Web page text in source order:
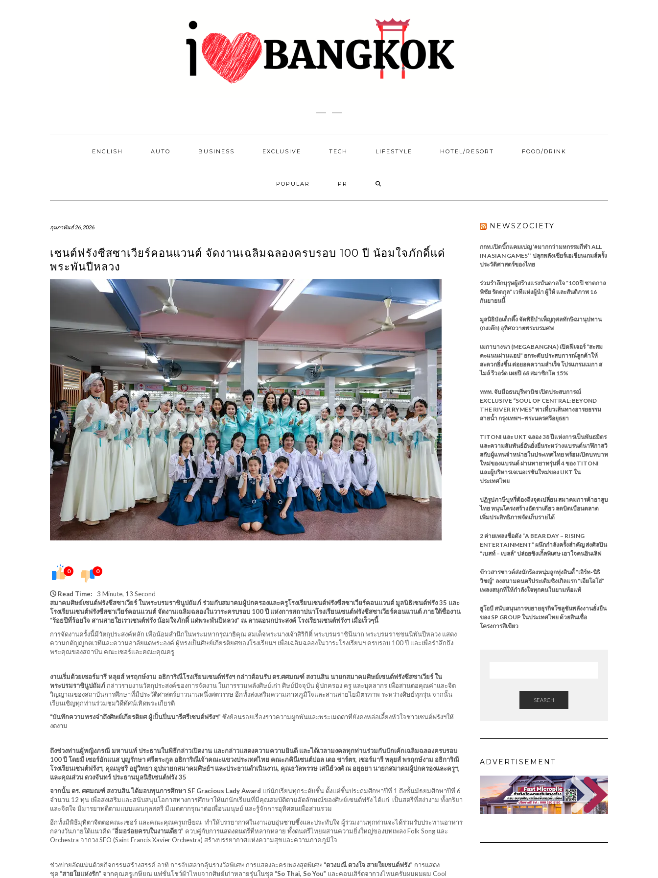
ENGLISH AUTO BUSINESS EXCLUSIVE TECH LIFESTYLE HOTEL/​RESORT FOOD/DRINK
POPULAR PR
กุมภาพันธ์ 26, 2026
เซนต์ฟรังซีสซาเวียร์คอนแวนต์ จัดงานเฉลิมฉลองครบรอบ 100 ปี น้อมใจภักดิ์แด่
พระพันปีหลวง
0 0
Read Time:
3 Minute, 13 Second
สมาคมศิษย์เซนต์ฟรังซีสซาเวียร์ ในพระบรมราชินูปถัมภ์ ร่วมกับสมาคมผู้ปกครองและครูโรงเรียนเซนต์ฟรังซีสซาเวียร์คอนแวนต์ มูลนิธิเซนต์ฟรัง 35 และ
โรงเรียนเซนต์ฟรังซีสซาเวียร์คอนแวนต์ จัดงานเฉลิมฉลองในวาระครบรอบ 100 ปี แห่งการสถาปนาโรงเรียนเซนต์ฟรังซีสซาเวียร์คอนแวนต์ ภายใต้ชื่องาน
“ร้อยปีที่ร้อยใจ สานสายใยเราเซนต์ฟรัง น้อมใจภักดิ์ แด่พระพันปีหลวง” ณ ลานเอนกประสงค์ โรงเรียนเซนต์ฟรังฯ เมื่อเร็วๆนี้
การจัดงานครั้งนี้มีวัตถุประสงค์หลัก เพื่อน้อมสำนึกในพระมหากรุณาธิคุณ สมเด็จพระนางเจ้าสิริกิติ์ พระบรมราชินีนาถ พระบรมราชชนนีพันปีหลวง แสดง
ความกตัญญูกตเวทีและความอาลัยแด่พระองค์ ผู้ทรงเป็นศิษย์เกียรติยศของโรงเรียนฯ เพื่อเฉลิมฉลองในวาระโรงเรียนฯ ครบรอบ 100 ปี และเพื่อรำลึกถึง
พระคุณของสถาบัน คณะเซอร์และคณะคุณครู
งานเริ่มด้วยเซอร์มารี หลุยส์ พรฤกษ์งาม อธิการิณีโรงเรียนเซนต์ฟรังฯ กล่าวต้อนรับ ดร.ศศมณฑ์ สงวนสิน นายกสมาคมศิษย์เซนต์ฟรังซีสซาเวียร์ ใน
พระบรมราชินูปถัมภ์ กล่าวรายงานวัตถุประสงค์ของการจัดงาน ในการรวมพลังศิษย์เก่า ศิษย์ปัจจุบัน ผู้ปกครอง ครู และบุคลากร เพื่อสานต่อคุณค่าและจิต
วิญญาณของสถาบันการศึกษาที่มีประวัติศาสตร์ยาวนานหนึ่งศตวรรษ อีกทั้งส่งเสริมความภาคภูมิใจและสานสายไยมิตรภาพ ระหว่างศิษย์ทุกรุ่น จากนั้น
เรียนเชิญทุกท่านร่วมชมวิดีทัศน์เทิดพระเกียรติ
“บันทึกความทรงจำถึงศิษย์เกียรติยศ ผู้เป็นปิ่นนารีศรีเซนต์ฟรังฯ” ซึ่งย้อนรอยเรื่องราวความผูกพันและพระเมตตาที่ยังคงหล่อเลี้ยงหัวใจชาวเซนต์ฟรังฯให้
งดงาม
ถึงช่วงท่านผู้หญิงภรณี มหานนท์ ประธานในพิธีกล่าวเปิดงาน และกล่าวแสดงความความยินดี และได้เวลามงคลทุกท่านร่วมกันปักเค้กเฉลิมฉลองครบรอบ
100 ปี โดยมี เซอร์อักแนส บุญรักษา ศรีตระกูล อธิการิณีเจ้าคณะแขวงประเทศไทย คณะภคินีเซนต์ปอล เดอ ชาร์ตร, เซอร์มารี หลุยส์ พรฤกษ์งาม อธิการิณี
โรงเรียนเซนต์ฟรังฯ, คุณนุชรี อยู่วิทยา อุปนายกสมาคมศิษย์ฯ และประธานดำเนินงาน, คุณธวัลพรรษ เสนีย์วงศ์ ณ อยุธยา นายกสมาคมผู้ปกครองและครูฯ,
และคุณส่วน ดวงจันทร์ ประธานมูลนิธิเซนต์ฟรัง 35
จากนั้น ดร. ศศมณฑ์ สงวนสิน ได้มอบทุนการศึกษา SF Gracious Lady Award แก่นักเรียนทุกระดับชั้น ตั้งแต่ชั้นประถมศึกษาปีที่ 1 ถึงชั้นมัธยมศึกษาปีที่ 6
จำนวน 12 ทุน เพื่อส่งเสริมและสนับสนุนโอกาสทางการศึกษาให้แก่นักเรียนที่มีคุณสมบัติตามอัตลักษณ์ของศิษย์เซนต์ฟรัง ได้แก่ เป็นสตรีที่สง่างาม ทั้งกริยา
และจิตใจ มีมารยาทดีตามแบบแผนกุลสตรี มีเมตตากรุณาต่อเพื่อนมนุษย์ และรู้จักการอุทิศตนเพื่อส่วนรวม
อีกทั้งมีพิธีมุทิตาจิตต่อคณะเซอร์ และคณะคุณครูเกษียณ ทำให้บรรยากาศในงานอบอุ่นซาบซึ้งและประทับใจ ผู้ร่วมงานทุกท่านจะได้ร่วมรับประทานอาหาร
กลางวันภายใต้แนวคิด “อิ่มอร่อยครบในงานเดียว” ควบคู่กับการแสดงดนตรีที่หลากหลาย ทั้งดนตรีไทยผสานความยิ่งใหญ่ของบทเพลง Folk Song และ
Orchestra จากวง SFO (Saint Francis Xavier Orchestra) สร้างบรรยากาศแห่งความสุขและความภาคภูมิใจ
ช่วงบ่ายอัดแน่นด้วยกิจกรรมสร้างสรรค์ อาทิ การจับสลากลุ้นรางวัลพิเศษ การแสดงละครเพลงสุดพิเศษ “ดวงมณี ดวงใจ สายใยเซนต์ฟรัง” การแสดง
ชุด “สายใยแห่งรัก” จากคุณครูเกษียณ แฟชั่นโชว์ผ้าไทยจากศิษย์เก่าหลายรุ่นในชุด “So Thai, So You” และคอนเสิร์ตจากวงไหนครับผมผมผม Cool
NEWSZOCIETY
กกท.เปิดบิ๊กแคมเปญ ‘#มากกว่ามหกรรมกีฬา ALL
IN ASIAN GAMES’ ’ ปลุกพลังเชียร์เอเชียนเกมส์ครั้ง
ประวัติศาสตร์ของไทย
ร่วมรำลึกบุรุษผู้สร้างแรงบันดาลใจ “100 ปี ชาตกาล
พิชัย รัตตกุล” เวทีแห่งผู้นำ ผู้ให้ และสันติภาพ 16
กันยายนนี้
มูลนิธิป่อเต็กตึ๊ง จัดพิธีบำเพ็ญกุศลทักษิณานุปทาน
(กงเต๊ก) อุทิศถวายพระบรมศพ
เมกาบางนา (MEGABANGNA) เปิดฟีเจอร์ “สะสม
คะแนนผ่านแอป” ยกระดับประสบการณ์ลูกค้าให้
สะดวกยิ่งขึ้น ต่อยอดความสำเร็จ โปรแกรมเมกา ส
ไมล์ รีวอร์ด เผยปี 68 สมาชิกโต 15%
ททท. จับมือธนบุรีพานิช เปิดประสบการณ์
EXCLUSIVE “SOUL OF CENTRAL: BEYOND
THE RIVER RYMES” พาเที่ยวเส้นทางอารยธรรม
สายน้ำ กรุงเทพฯ–พระนครศรีอยุธยา
TITONI และ UKT ฉลอง 38 ปีแห่งการเป็นพันธมิตร
และความสัมพันธ์อันยั่งยืนระหว่างแบรนด์นาฬิกาสวิ
สกับผู้แทนจำหน่ายในประเทศไทย พร้อมเปิดบทบาท
ใหม่ของแบรนด์ ผ่านทายาทรุ่นที่ 4 ของ TITONI
และผู้บริหารเจเนอเรชันใหม่ของ UKT ใน
ประเทศไทย
ปฏิรูปภาษีบุหรี่ต้องถึงจุดเปลี่ยน สมาคมการค้ายาสูบ
ไทย หนุนโครงสร้างอัตราเดียว ลดบิดเบือนตลาด
เพิ่มประสิทธิภาพจัดเก็บรายได้
2 ค่ายเพลงชื่อดัง “A BEAR DAY – RISING
ENTERTAINMENT” ผนึกกำลังครั้งสำคัญ ส่งศิลปิน
“เบสท์ – เบลล์” ปล่อยซิงเกิ้ลพิเศษ เอาใจคนอินเลิฟ
ข้าวสารซาวด์ส่งนักร้องหนุ่มลูกทุ่งอินดี้ “เอิร์ท-นิธิ
วิชญ์” ลงสนามดนตรีประเดิมซิงเกิลแรก “เอียโอโฮ่”
เพลงสนุกที่ให้กำลังใจทุกคนในยามท้อแท้
ยูโอบี สนับสนุนการขยายธุรกิจโซลูชันพลังงานยั่งยืน
ของ SP GROUP ในประเทศไทย ด้วยสินเชื่อ
โครงการสีเขียว
SEARCH
ADVERTISEMENT